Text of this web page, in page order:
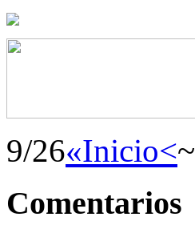
9/26«Inicio<~
Comentarios